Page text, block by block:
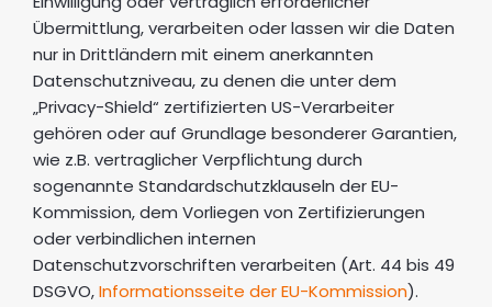
Übermittlung, verarbeiten oder lassen wir die Daten
nur in Drittländern mit einem anerkannten
Datenschutzniveau, zu denen die unter dem
„Privacy-Shield“ zertifizierten US-Verarbeiter
gehören oder auf Grundlage besonderer Garantien,
wie z.B. vertraglicher Verpflichtung durch
sogenannte Standardschutzklauseln der EU-
Kommission, dem Vorliegen von Zertifizierungen
oder verbindlichen internen
Datenschutzvorschriften verarbeiten (Art. 44 bis 49
DSGVO,Informationsseite der EU-Kommission).